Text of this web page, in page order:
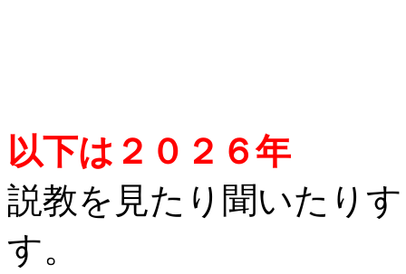
以下は２０２６年
説教を見たり聞いたり
す。